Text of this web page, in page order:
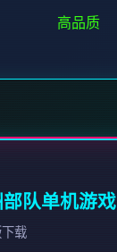
高品质
队单机游戏
载